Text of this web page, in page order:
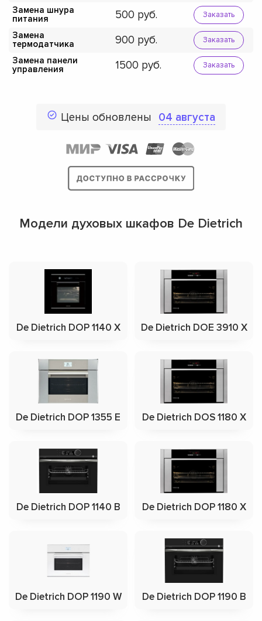
Замена шнура
питания
500 Заказать
Замена
термодатчика
900 Заказать
Замена панели
управления
1500 Заказать
Цены обновлены 04 августа
Модели духовых шкафов De Dietrich
De Dietrich DOP 1140 X De Dietrich DOE 3910 X
De Dietrich DOP 1355 E De Dietrich DOS 1180 X
De Dietrich DOP 1140 B De Dietrich DOP 1180 X
De Dietrich DOP 1190 W De Dietrich DOP 1190 B